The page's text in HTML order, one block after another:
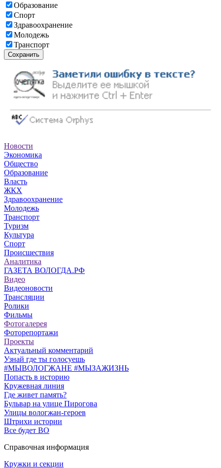
Образование
Спорт
Здравоохранение
Молодежь
Транспорт
Сохранить
Новости
Экономика
Общество
Образование
Власть
ЖКХ
Здравоохранение
Молодежь
Транспорт
Туризм
Культура
Спорт
Происшествия
Аналитика
ГАЗЕТА ВОЛОГДА.РФ
Видео
Видеоновости
Трансляции
Ролики
Фильмы
Фотогалерея
Фоторепортажи
Проекты
Актуальный комментарий
Узнай где ты голосуешь
#МЫВОЛОГЖАНЕ #МЫЗАЖИЗНЬ
Попасть в историю
Кружевная линия
Где живет память?
Бульвар на улице Пирогова
Улицы вологжан-героев
Штрихи истории
Все будет ВО
Справочная информация
Кружки и секции